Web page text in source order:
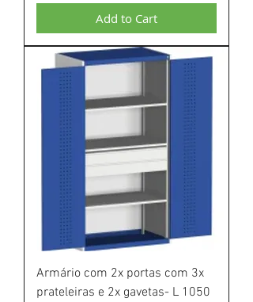
Add to Cart
Armário com 2x portas com 3x
prateleiras e 2x gavetas- L 1050